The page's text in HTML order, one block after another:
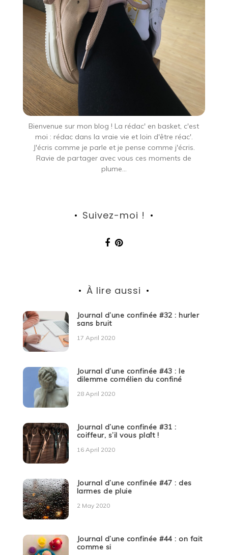
Bienvenue sur mon blog ! La rédac' en basket, c'est
moi : rédac dans la vraie vie et loin d'être réac'.
J'écris comme je parle et je pense comme j'écris.
Ravie de partager avec vous ces moments de
plume...
Suivez-moi !
À lire aussi
Journal d’une confinée #32 : hurler
sans bruit
17 April 2020
Journal d’une confinée #43 : le
dilemme cornélien du confiné
28 April 2020
Journal d’une confinée #31 :
coiffeur, s’il vous plaît !
16 April 2020
Journal d’une confinée #47 : des
larmes de pluie
2 May 2020
Journal d’une confinée #44 : on fait
comme si